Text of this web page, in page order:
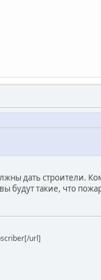
дать строители.
такие, что
url]